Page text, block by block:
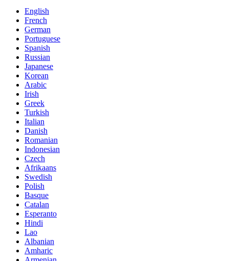
English
French
German
Portuguese
Spanish
Russian
Japanese
Korean
Arabic
Irish
Greek
Turkish
Italian
Danish
Romanian
Indonesian
Czech
Afrikaans
Swedish
Polish
Basque
Catalan
Esperanto
Hindi
Lao
Albanian
Amharic